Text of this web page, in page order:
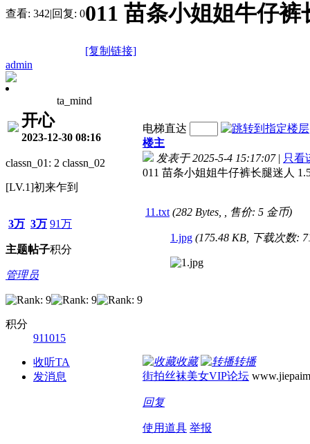
查看: 342|回复: 0011 苗条小姐姐牛仔裤
[复制链接]
admin
ta_mind
开心
2023-12-30 08:16
classn_01: 2 classn_02
[LV.1]初来乍到
3万
主题
3万
帖子
91万
积分
管理员
积分
911015
收听TA
发消息
电梯直达
楼主
发表于 2025-5-4 15:17:07 | 只看
011 苗条小姐姐牛仔裤长腿迷人
11.txt (282 Bytes, , 售价: 5 金币)
1.jpg (175.48 KB, 下载次数:
收藏
转播
街拍丝袜美女VIP论坛
回复
使用道具 举报